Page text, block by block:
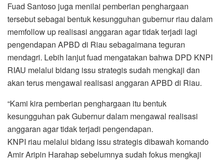
Fuad Santoso juga menilai pemberian penghargaan
tersebut sebagai bentuk kesungguhan gubernur riau dalam
memfollow up realisasi anggaran agar tidak terjadi lagi
pengendapan APBD di Riau sebagaimana teguran
mendagri. Lebih lanjut fuad mengatakan bahwa DPD KNPI
RIAU melalui bidang issu strategis sudah mengkaji dan
akan terus mengawal realisasi anggaran APBD di Riau.
“Kami kira pemberian penghargaan itu bentuk
kesungguhan pak Gubernur dalam mengawal realisasi
anggaran agar tidak terjadi pengendapan.
KNPI riau melalui bidang issu strategis dibawah komando
Amir Aripin Harahap sebelumnya sudah fokus mengkaji